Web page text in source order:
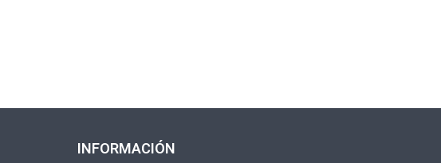
INFORMACIÓN